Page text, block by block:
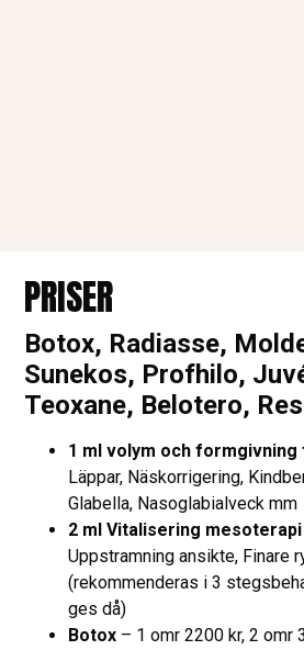
PRISER
Botox, Radiasse,
Sunekos, Profhilo,
Teoxane, Belotero,
1 ml volym och formgivning
Läppar, Näskorrigering,
Glabella, Nasoglabialveck mm
2 ml Vitalisering mesoterapi
Uppstramning ansikte, Finare
(rekommenderas i 3
ges då)
Botox – 1 omr 2200 kr, 2 omr